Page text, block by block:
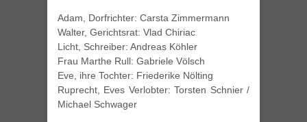
Adam, Dorfrichter: Carsta Zimmermann
Walter, Gerichtsrat: Vlad Chiriac
Licht, Schreiber: Andreas Köhler
Frau Marthe Rull: Gabriele Völsch
Eve, ihre Tochter: Friederike Nölting
Ruprecht, Eves Verlobter: Torsten Schnier /
Michael Schwager